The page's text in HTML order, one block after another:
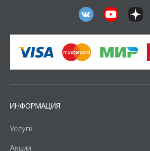
ИНФОРМАЦИЯ
Услуги
Акции